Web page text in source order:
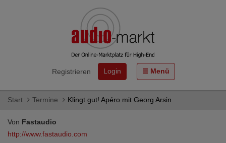
Registrieren Login Menü
Start Termine Klingt gut! Apéro mit Georg Arsin
Von Fastaudio
http://www.fastaudio.com